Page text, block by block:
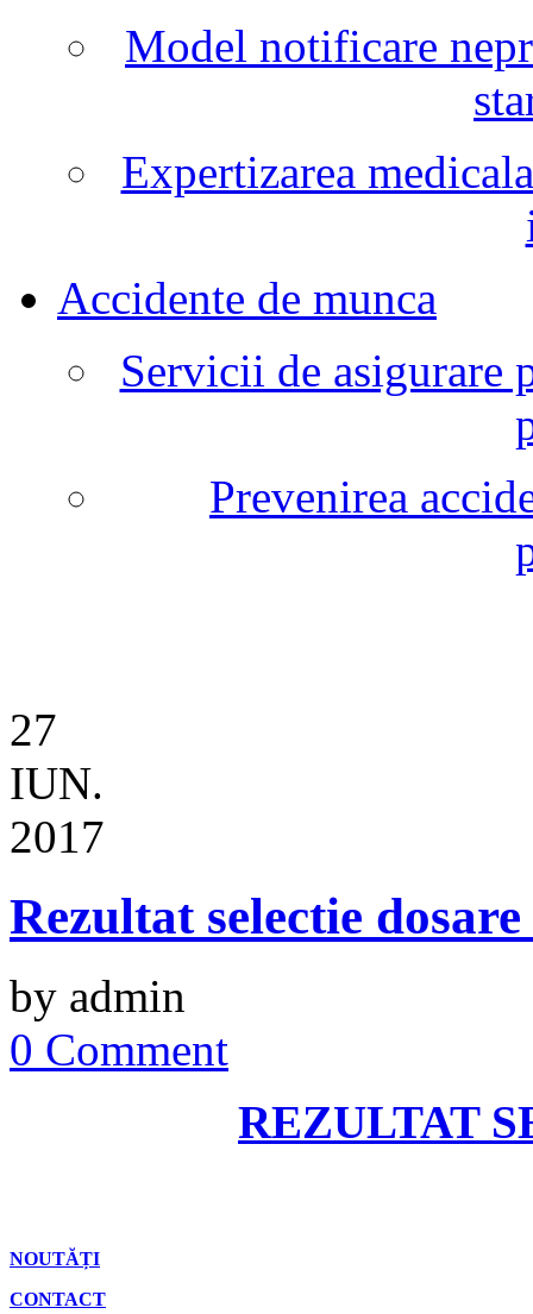
Model notificare
Expertizarea
Accidente de munca
Servicii de asigurare
Prevenirea
27
IUN.
2017
Rezultat selectie
by admin
0 Comment
REZULTAT
NOUTĂȚI
CONTACT